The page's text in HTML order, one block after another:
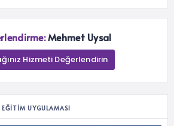
Mehmet Uysal
Hizmeti Değerlendirin
EĞITIM UYGULAMASI